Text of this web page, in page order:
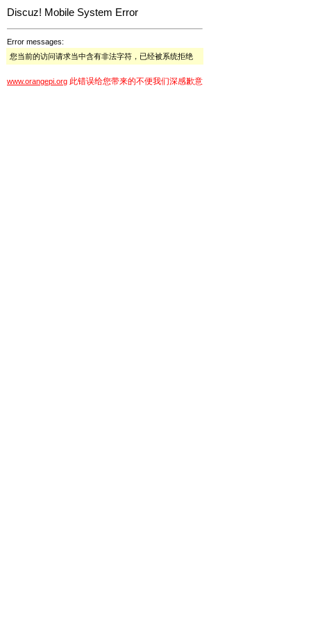
Discuz! Mobile System Error
Error messages:
您当前的访问请求当中含有非法字符，已经被系统拒绝
www.orangepi.org 此错误给您带来的不便我们深感歉意